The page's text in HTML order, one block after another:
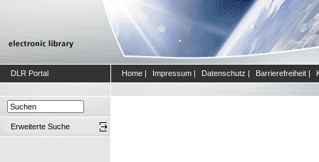
DLR Portal Home | Impressum | Datenschutz | Barrierefreiheit |
Erweiterte Suche